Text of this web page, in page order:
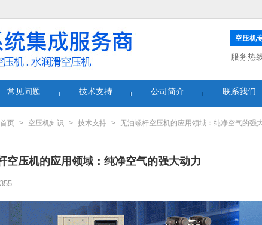
空压机
服务热
常见问题 技术支持 公司简介 联系我们
首页 > 空压机知识 > 技术支持 > 无油螺杆空压机的应用领域：纯净空气的强
空压机的应用领域：纯净空气的强大动力